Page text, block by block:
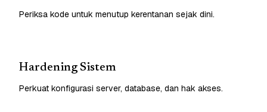
Periksa kode untuk menutup kerentanan sejak dini.
Hardening Sistem
Perkuat konfigurasi server, database, dan hak akses.